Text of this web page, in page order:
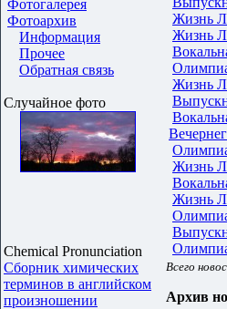
Фотогалерея
Фотоархив
Информация
Прочее
Обратная связь
Случайное фото
Chemical Pronunciation
Сборник химических
терминов в английском
произношении
Жизнь
Жизнь
Жизнь
Жизнь
Жизнь
Всего
Архив